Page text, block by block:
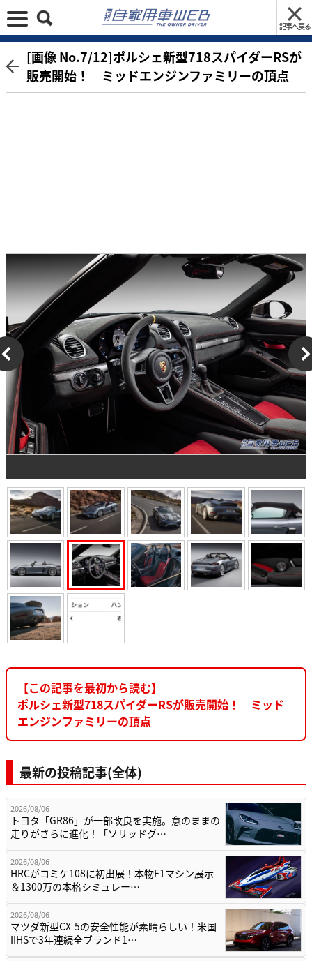
記事へ戻る
[画像 No.7/12]ポルシェ新型718スパイダーRSが
販売開始！ ミッドエンジンファミリーの頂点
【この記事を最初から読む】
ポルシェ新型718スパイダーRSが販売開始！ ミッド
エンジンファミリーの頂点
最新の投稿記事(全体)
2026/08/06
トヨタ「GR86」が一部改良を実施。意のままの
走りがさらに進化！「ソリッドグ…
2026/08/06
HRCがコミケ108に初出展！本物F1マシン展示
＆1300万の本格シミュレー…
2026/08/06
マツダ新型CX-5の安全性能が素晴らしい！米国
IIHSで3年連続全ブランド1…